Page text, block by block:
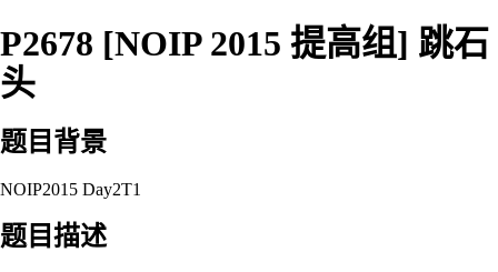
P2678 [NOIP 2015 提高组] 跳石
头
题目背景
NOIP2015 Day2T1
题目描述